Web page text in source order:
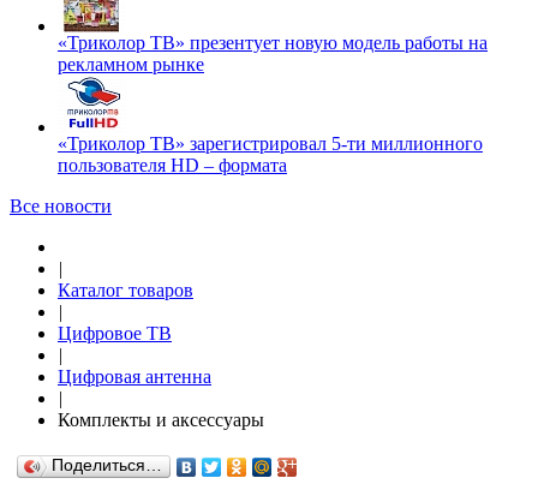
«Триколор ТВ» презентует новую модель работы на
рекламном рынке
«Триколор ТВ» зарегистрировал 5-ти миллионного
пользователя HD – формата
Все новости
|
Каталог товаров
|
Цифровое ТВ
|
Цифровая антенна
|
Комплекты и аксессуары
Поделиться…